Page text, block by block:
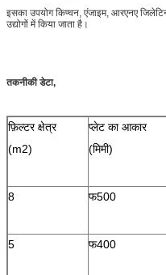
इसका उपयोग किण्वन, एंजाइम, आरएनए
उद्योगों में किया जाता है।
तकनीकी डेटा,
फ़िल्टर क्षेत्र
(m2)
प्लेट का आकार
(मिमी)
8 फ500
5 फ400